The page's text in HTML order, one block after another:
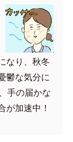
なり、秋冬
鬱な気分に
手の届かな
が加速中！